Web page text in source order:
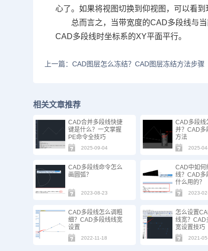
心了。如果将视图切换到仰视图，可以看到
总而言之，当带宽度的CAD多段线与
CAD多段线时坐标系的XY平面平行。
上一篇：CAD图层怎么冻结？CAD图层冻结方法步骤
相关文章推荐
CAD合并多段线快捷
键是什么？一文掌握
PE命令全技巧
2025-09-04
CAD多段线
并？CAD多
方法
2025-
CAD多段线命令怎么
画圆弧？
2023-08-23
CAD中如何
线？CAD多
什么用的？
2023-
CAD多段线怎么调粗
细？CAD多段线线宽
设置
2022-11-18
怎么设置
线宽？CAD
宽设置技巧
2021-